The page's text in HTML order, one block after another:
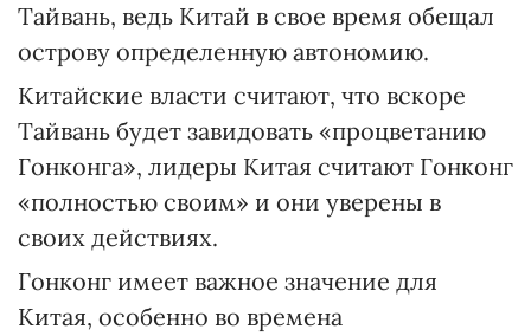
Тайвань, ведь Китай в свое время обещал
острову определенную автономию.
Китайские власти считают, что вскоре
Тайвань будет завидовать «процветанию
Гонконга», лидеры Китая считают Гонконг
«полностью своим» и они уверены в
своих действиях.
Гонконг имеет важное значение для
Китая, особенно во времена